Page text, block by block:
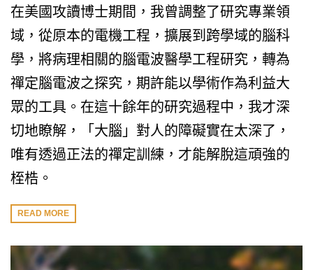
在美國攻讀博士期間，我曾調整了研究專業領
域，從原本的電機工程，擴展到跨學域的腦科
學，將病理相關的腦電波醫學工程研究，轉為
禪定腦電波之探究，期許能以學術作為利益大
眾的工具。在這十餘年的研究過程中，我才深
切地瞭解，「大腦」對人的障礙實在太深了，
唯有透過正法的禪定訓練，才能解脫這頑強的
桎梏。
READ MORE